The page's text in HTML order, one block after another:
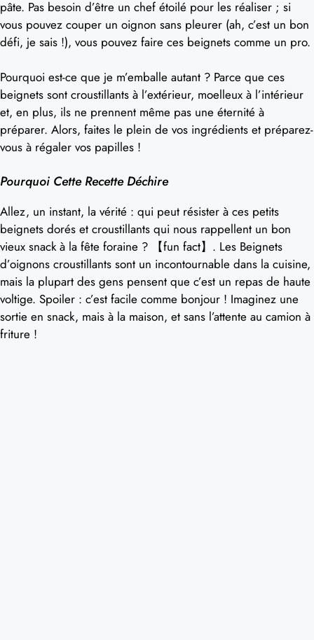
pâte. Pas besoin d’être un chef étoilé pour les réaliser ; si
vous pouvez couper un oignon sans pleurer (ah, c’est un bon
défi, je sais !), vous pouvez faire ces beignets comme un pro.
Pourquoi est-ce que je m’emballe autant ? Parce que ces
beignets sont croustillants à l’extérieur, moelleux à l’intérieur
et, en plus, ils ne prennent même pas une éternité à
préparer. Alors, faites le plein de vos ingrédients et préparez-
vous à régaler vos papilles !
Pourquoi Cette Recette Déchire
Allez, un instant, la vérité : qui peut résister à ces petits
beignets dorés et croustillants qui nous rappellent un bon
vieux snack à la fête foraine ? 【fun fact】. Les Beignets
d’oignons croustillants sont un incontournable dans la cuisine,
mais la plupart des gens pensent que c’est un repas de haute
voltige. Spoiler : c’est facile comme bonjour ! Imaginez une
sortie en snack, mais à la maison, et sans l’attente au camion à
friture !